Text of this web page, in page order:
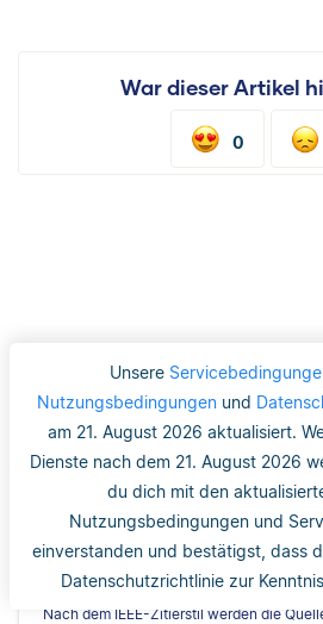
Unsere
Nutzungsbedingungen und
am 21. August 2026 aktualisiert.
Dienste nach dem 21. August 2026
du dich mit den
Nutzungsbedingungen und
einverstanden und bestätigst, dass
Datenschutzrichtlinie zur
War dieser Artikel
0
Das hat
Studenten
IEEE-Zitierstil:
Nach dem IEEE-Zitierstil werden die